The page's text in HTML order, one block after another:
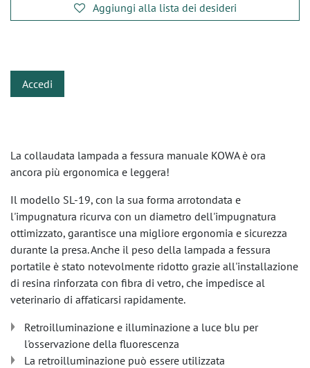
Aggiungi alla lista dei desideri
Accedi
La collaudata lampada a fessura manuale KOWA è ora
ancora più ergonomica e leggera!
Il modello SL-19, con la sua forma arrotondata e
l'impugnatura ricurva con un diametro dell'impugnatura
ottimizzato, garantisce una migliore ergonomia e sicurezza
durante la presa. Anche il peso della lampada a fessura
portatile è stato notevolmente ridotto grazie all'installazione
di resina rinforzata con fibra di vetro, che impedisce al
veterinario di affaticarsi rapidamente.
Retroilluminazione e illuminazione a luce blu per
l'osservazione della fluorescenza
La retroilluminazione può essere utilizzata